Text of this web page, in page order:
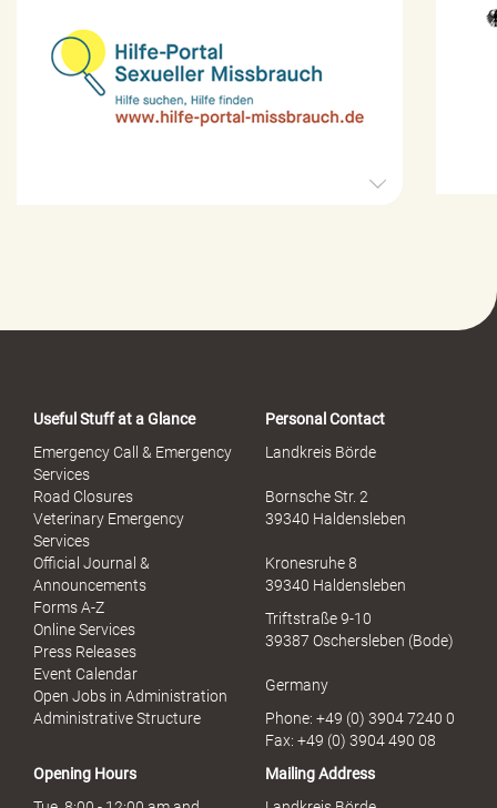
o
Useful Stuff at a Glance
Emergency Call & Emergency
Services
Road Closures
Veterinary Emergency
Services
Official Journal &
Announcements
Forms A-Z
Online Services
Press Releases
Event Calendar
Open Jobs in Administration
Administrative Structure
Personal Contact
Landkreis Börde
Bornsche Str. 2
39340 Haldensleben
Kronesruhe 8
39340 Haldensleben
Triftstraße 9-10
39387 Oschersleben (Bode)
Germany
Phone: +49 (0) 3904 7240 0
Fax: +49 (0) 3904 490 08
Opening Hours
Mailing Address